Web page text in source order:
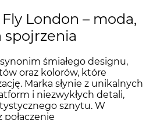
London – moda,
spojrzenia
śmiałego designu,
oraz kolorów, które
Marka słynie z unikalnych
i niezwykłych detali,
sznytu. W